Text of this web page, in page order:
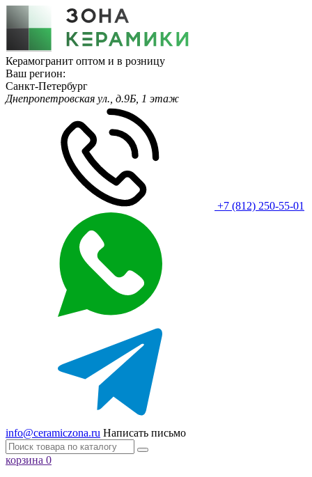
Керамогранит оптом и в розницу
Ваш регион:
Санкт-Петербург
Днепропетровская ул., д.9Б, 1 этаж
+7 (812) 250-55-01
info@ceramiczona.ru Написать письмо
корзина 0